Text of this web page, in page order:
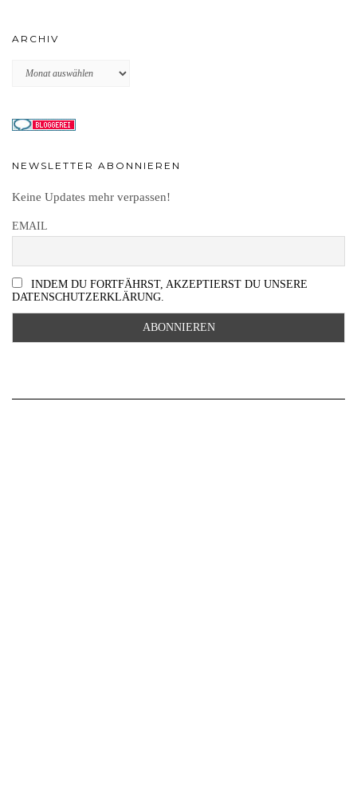
ARCHIV
Archiv
NEWSLETTER ABONNIEREN
Keine Updates mehr verpassen!
EMAIL
INDEM DU FORTFÄHRST, AKZEPTIERST DU UNSERE
DATENSCHUTZERKLÄRUNG.